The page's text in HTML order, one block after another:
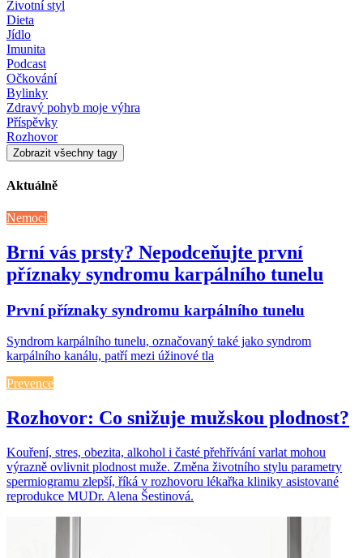
Životní styl
Dieta
Jídlo
Imunita
Podcast
Očkování
Bylinky
Zdravý pohyb moje výhra
Příspěvky
Rozhovor
Zobrazit všechny tagy
Aktuálně
Nemoci
Brní vás prsty? Nepodceňujte první
příznaky syndromu karpálního tunelu
První příznaky syndromu karpálního tunelu
Syndrom karpálního tunelu, označovaný také jako syndrom
karpálního kanálu, patří mezi úžinové tla
Prevence
Rozhovor: Co snižuje mužskou plodnost?
Kouření, stres, obezita, alkohol i časté přehřívání varlat mohou
výrazně ovlivnit plodnost muže. Změna životního stylu parametry
spermiogramu zlepší, říká v rozhovoru lékařka kliniky asistované
reprodukce MUDr. Alena Šestinová.